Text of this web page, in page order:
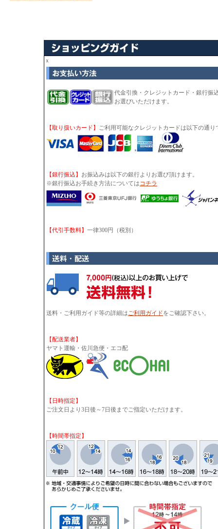
ｘ
代金引換・クレジットカード・銀行振
お選びいただけます。
【取り扱いカード】 ご利用可能なクレジットカードは以下の通り
【銀行振込】 お振込みは以下の銀行よりお選び頂けます。
※銀行振込お手続き方法についてはコチラ
【代引手数料】 一律300円（税別）
送料・ご利用ガイド等の詳細はご利用ガイドをご確認下さい。
【配送業者】
ヤマト運輸・佐川急便・エコ配
【日時指定】
ご注文日より3日後～7日後までご指定いただけます。
【時間帯指定】